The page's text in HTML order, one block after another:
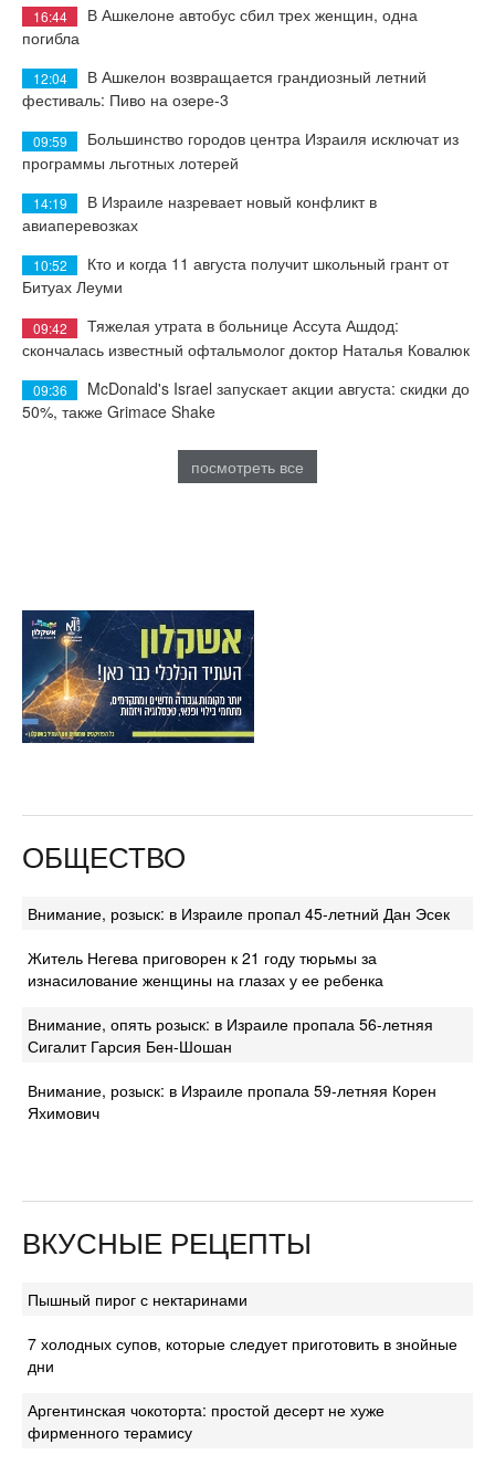
16:44
В Ашкелоне автобус сбил трех женщин, одна
погибла
12:04
В Ашкелон возвращается грандиозный летний
фестиваль: Пиво на озере-3
09:59
Большинство городов центра Израиля исключат из
программы льготных лотерей
14:19
В Израиле назревает новый конфликт в
авиаперевозках
10:52
Кто и когда 11 августа получит школьный грант от
Битуах Леуми
09:42
Тяжелая утрата в больнице Ассута Ашдод:
скончалась известный офтальмолог доктор Наталья Ковалюк
09:36
McDonald's Israel запускает акции августа: скидки до
50%, также Grimace Shake
посмотреть все
ОБЩЕСТВО
Внимание, розыск: в Израиле пропал 45-летний Дан Эсек
Житель Негева приговорен к 21 году тюрьмы за
изнасилование женщины на глазах у ее ребенка
Внимание, опять розыск: в Израиле пропала 56-летняя
Сигалит Гарсия Бен-Шошан
Внимание, розыск: в Израиле пропала 59-летняя Корен
Яхимович
ВКУСНЫЕ РЕЦЕПТЫ
Пышный пирог с нектаринами
7 холодных супов, которые следует приготовить в знойные
дни
Аргентинская чокоторта: простой десерт не хуже
фирменного терамису